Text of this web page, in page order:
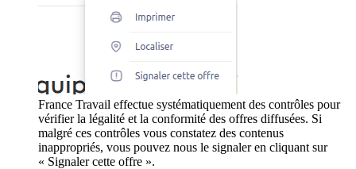
France Travail effectue systématiquement des contrôles pour
vérifier la légalité et la conformité des offres diffusées. Si
malgré ces contrôles vous constatez des contenus
inappropriés, vous pouvez nous le signaler en cliquant sur
« Signaler cette offre ».